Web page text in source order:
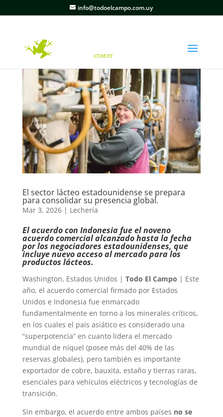
info@todoelcampo.com.uy
El sector lácteo estadounidense se prepara
para consolidar su presencia global.
Mar 3, 2026| Lechería
El acuerdo con Indonesia fue el noveno
acuerdo comercial alcanzado hasta la fecha
por los negociadores estadounidenses, que
incluye nuevo acceso al mercado para los
productos lácteos.
Washington, Estados Unidos | Todo El Campo | Este
año, el acuerdo comercial firmado por Estados
Unidos e Indonesia fue enmarcado
fundamentalmente en torno a los minerales críticos,
en los cuales el país asiático es considerado una
“superpotencia” en cuanto lidera el mercado
mundial de níquel (posee más del 40% de las
reservas globales), pero también es importante
exportador de cobre, bauxita, estaño y tierras raras,
esenciales para vehículos eléctricos y tecnologías de
transición.
Sin embargo, el acuerdo entre ambos países no se